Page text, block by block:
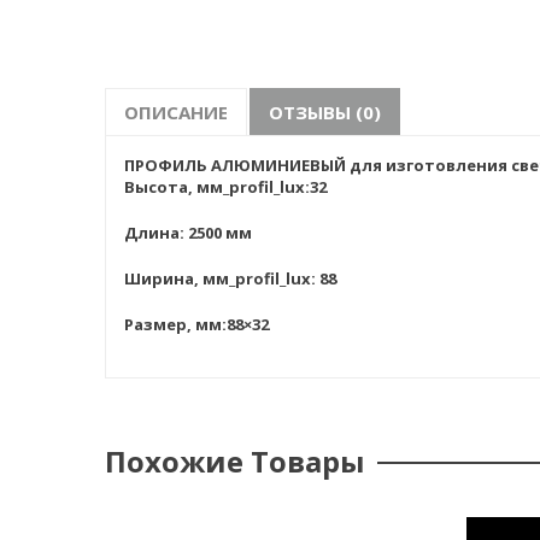
ОПИСАНИЕ ОТЗЫВЫ (0)
ПРОФИЛЬ АЛЮМИНИЕВЫЙ для изготовления
Высота, мм_profil_lux:32
Длина: 2500 мм
Ширина, мм_profil_lux: 88
Размер, мм:88×32
Похожие Товары